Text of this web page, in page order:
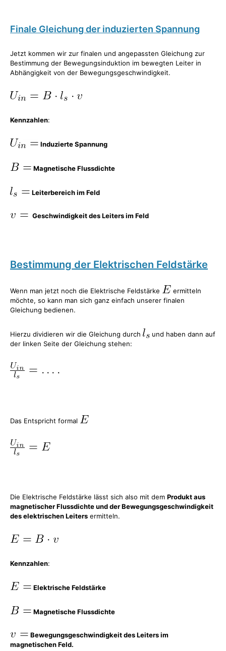
Finale Gleichung der induzierten Spannung
Jetzt kommen wir zur finalen und angepassten Gleichung zur
Bestimmung der Bewegungsinduktion im bewegten Leiter in
Abhängigkeit von der Bewegungsgeschwindigkeit.
Kennzahlen:
Induzierte Spannung
Magnetische Flussdichte
Leiterbereich im Feld
Geschwindigkeit des Leiters im Feld
Bestimmung der Elektrischen Feldstärke
Wenn man jetzt noch die Elektrische Feldstärke
ermitteln
möchte, so kann man sich ganz einfach unserer finalen
Gleichung bedienen.
Hierzu dividieren wir die Gleichung durch
und haben dann auf
der linken Seite der Gleichung stehen:
Das Entspricht formal
Die Elektrische Feldstärke lässt sich also mit dem Produkt aus
magnetischer Flussdichte und der Bewegungsgeschwindigkeit
des elektrischen Leiters ermitteln.
Kennzahlen:
Elektrische Feldstärke
Magnetische Flussdichte
Bewegungsgeschwindigkeit des Leiters im
magnetischen Feld.